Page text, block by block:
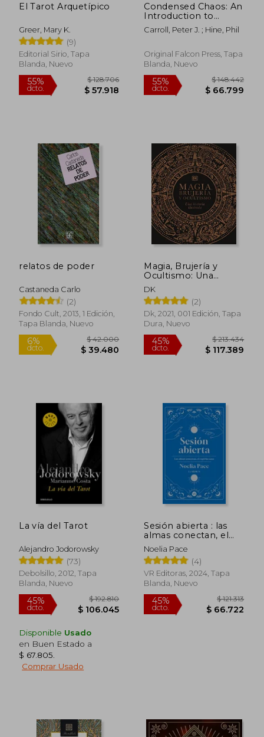
El Tarot Arquetípico
Greer, Mary K.
(9)
Editorial Sirio, Tapa
Blanda, Nuevo
55% $ 128.706
Condensed Chaos: An
Introduction to
Chaos Magic (en
Inglés)
Carroll, Peter J. ; Hine, Phil
Original Falcon Press, Tapa
Blanda, Nuevo
55%
relatos de poder
Castaneda Carlo
(2)
Fondo Cult, 2013, 1 Edición,
Tapa Blanda, Nuevo
6%
Magia, Brujería y
Ocultismo: Una
Historia Ilustrada
DK
(2)
Dk, 2021, 001 Edición, Tapa
Dura, Nuevo
45%
dcto. $
La vía del Tarot
Alejandro Jodorowsky
(73)
Debolsillo, 2012, Tapa
Blanda, Nuevo
Disponible Usado
en Buen Estado a
$ 67.805
Comprar Usado
Sesión abierta : las
almas conectan, el
espíritu sana
Noelia Pace
(4)
VR Editoras, 2024, Tapa
Blanda, Nuevo